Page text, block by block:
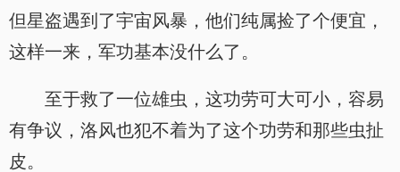
但星盗遇到了宇宙风暴，他们纯属捡了个便宜，
这样一来，军功基本没什么了。
至于救了一位雄虫，这功劳可大可小，容易
有争议，洛风也犯不着为了这个功劳和那些虫扯
皮。